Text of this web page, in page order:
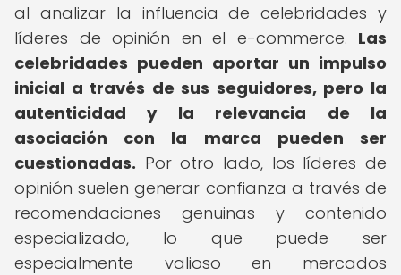
al analizar la influencia de celebridades y
líderes de opinión en el e-commerce. Las
celebridades pueden aportar un impulso
inicial a través de sus seguidores, pero la
autenticidad y la relevancia de la
asociación con la marca pueden ser
cuestionadas. Por otro lado, los líderes de
opinión suelen generar confianza a través de
recomendaciones genuinas y contenido
especializado, lo que puede ser
especialmente valioso en mercados